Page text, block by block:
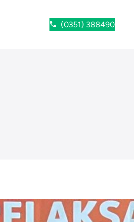
(0351) 388490